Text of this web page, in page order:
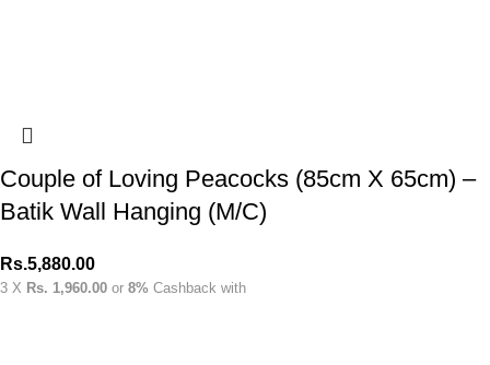
Couple of Loving Peacocks (85cm X 65cm) –
Batik Wall Hanging (M/C)
Rs.5,880.00
3 X Rs. 1,960.00 or 8% Cashback with